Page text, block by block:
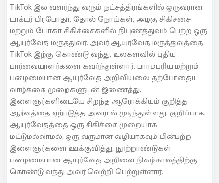
TikTok இல் வளர்ந்து வரும் நட்சத்திரங்களில் ஒருவரான
டாக்டர் பிரபோதா, தோல் நோய்கள், அழகு சிகிச்சை
மற்றும் யோகா சிகிச்சைகளில் நிபுணத்துவம் பெற்ற ஒரு
ஆயுர்வேத மருத்துவர். அவர் ஆயுர்வேத மருத்துவத்தை
TikTok இற்கு கொண்டு வந்து, உலகளவில் புதிய
பார்வையாளர்களை கவர்ந்துள்ளார். பாரம்பரிய மற்றும்
பழைமையான ஆயுர்வேத அறிவியலை தற்போதைய
வாழ்க்கை முறைகளுடன் இணைத்து,
இளைஞர்களிடையே சிறந்த ஆரோக்கியம் குறித்த
ஆர்வத்தை ஏற்படுத்த அவரால் முடிந்துள்ளது. குறிப்பாக,
ஆயுர்வேதத்தை ஒரு சிகிச்சை முறையாக
மட்டுமல்லாமல், ஒரு வருமான வழியாகவும் பின்பற்ற
இளைஞர்களை ஊக்குவித்து, நூற்றாண்டுகள்
பழைமையான ஆயுர்வேத அறிவை நிகழ்காலத்திற்கு
கொண்டு வந்து அவர் வெற்றி பெற்றுள்ளார்.